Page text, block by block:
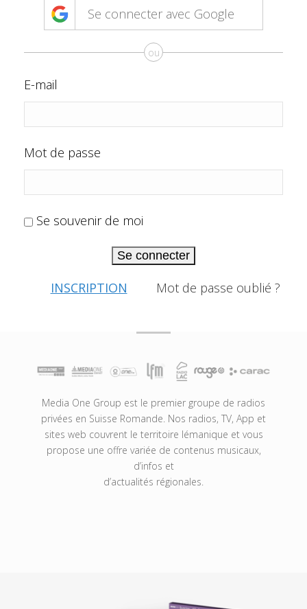
Se connecter avec Google
ou
E-mail
Mot de passe
Se souvenir de moi
Se connecter
INSCRIPTION Mot de passe oublié ?
Media One Group est le premier groupe de radios
privées en Suisse Romande. Nos radios, TV, App et
sites web couvrent le territoire lémanique et vous
propose une offre variée de contenus musicaux,
d’infos et
d’actualités régionales.